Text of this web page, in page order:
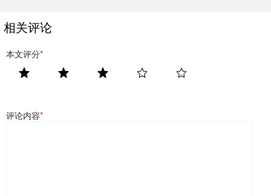
相关评论
本文评分*
评论内容*